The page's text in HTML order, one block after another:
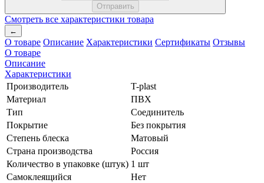
Смотреть все характеристики товара
←
О товаре Описание Характеристики Сертификаты Отзывы
О товаре
Описание
Характеристики
Производитель
T-plast
Материал
ПВХ
Тип
Соединитель
Покрытие
Без покрытия
Степень блеска
Матовый
Страна производства
Россия
Количество в упаковке (штук) 1 шт
Самоклеящийся
Нет